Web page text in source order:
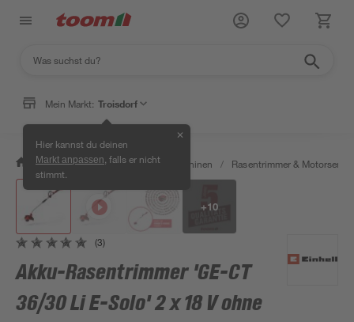
Mein Markt: Troisdorf
Hier kannst du deinen
Markt anpassen , falls er nicht
stimmt.
✕
/ Garten & Freizeit / Gartenmaschinen / Rasentrimmer &
+10
(3)
Akku-Rasentrimmer 'GE-CT
36/30 Li E-Solo' 2 x 18 V ohne